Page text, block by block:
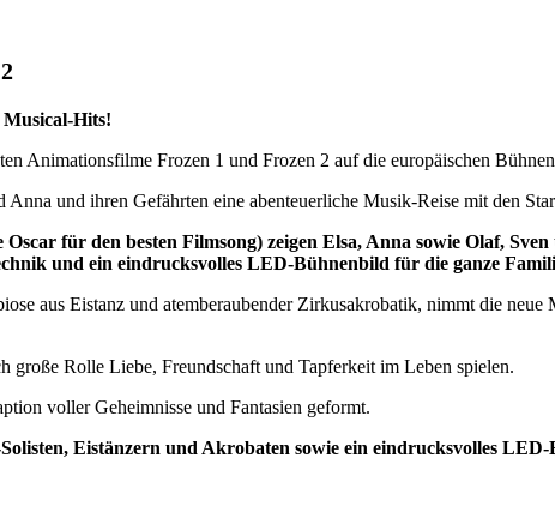
Hits!
Animationsfilme Frozen 1 und Frozen 2 auf die europäischen
und ihren Gefährten eine abenteuerliche Musik-Reise mit den
für den besten Filmsong) zeigen Elsa, Anna sowie Olaf,
und ein eindrucksvolles LED-Bühnenbild für die ganze
aus Eistanz und atemberaubender Zirkusakrobatik, nimmt die
große Rolle Liebe, Freundschaft und Tapferkeit im Leben spielen.
voller Geheimnisse und Fantasien geformt.
Eistänzern und Akrobaten sowie ein eindrucksvolles